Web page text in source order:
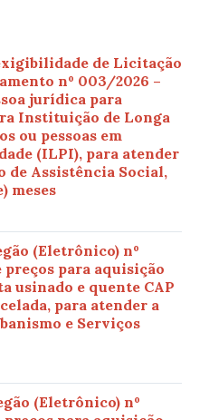
de Licitação
nº 003/2026 –
jurídica para
Instituição de Longa
ou pessoas em
(ILPI), para atender
de Assistência Social,
meses
(Eletrônico) nº
para aquisição
usinado e quente CAP
para atender a
e Serviços
(Eletrônico) nº